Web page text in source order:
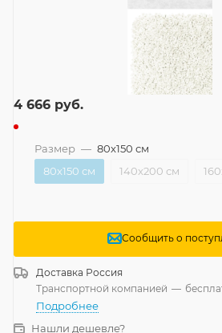
4 666 руб.
Размер — 80x150 см
80x150 см
140x200 см
Сообщить о
Доставка Россия
Транспортной компанией —
Подробнее
Нашли дешевле?